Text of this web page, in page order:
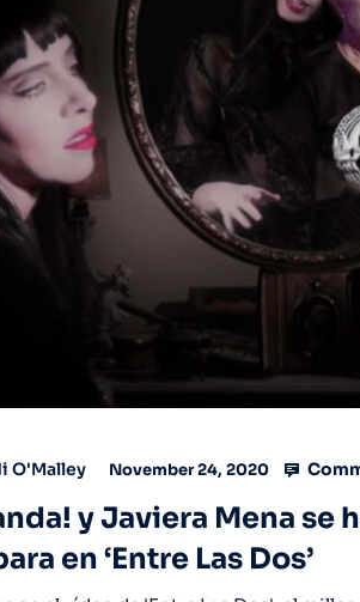
O'Malley November 24, 2020
y Javiera Mena se
en ‘Entre Las Dos’